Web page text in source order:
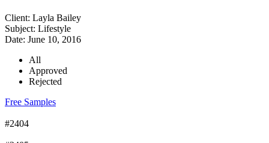
Client: Layla Bailey
Subject: Lifestyle
Date: June 10, 2016
All
Approved
Rejected
Free Samples
#2404